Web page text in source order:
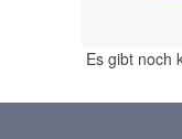
Es gibt noch